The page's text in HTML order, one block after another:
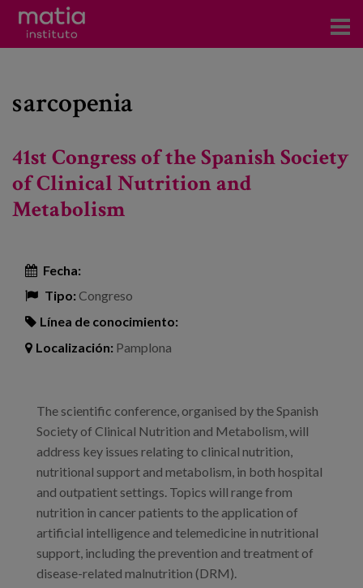
Investigación
Participación en foros
Consultoría
Noticias
Trabaja con nosotros
Canal de denuncias
sarcopenia
41st Congress of the Spanish Society
of Clinical Nutrition and
Metabolism
Fecha:
Tipo:Congreso
Línea de conocimiento:
Localización: Pamplona
The scientific conference, organised by the Spanish
Society of Clinical Nutrition and Metabolism, will
address key issues relating to clinical nutrition,
nutritional support and metabolism, in both hospital
and outpatient settings. Topics will range from
nutrition in cancer patients to the application of
artificial intelligence and telemedicine in nutritional
support, including the prevention and treatment of
disease-related malnutrition (DRM).